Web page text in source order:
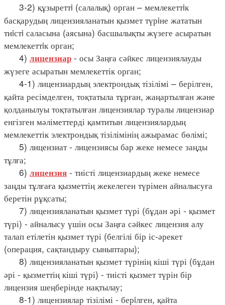
3-2) құзыреттi (салалық) орган – мемлекеттiк
басқарудың лицензияланатын қызмет түрiне жататын
тиiстi саласына (аясына) басшылықты жүзеге асыратын
мемлекеттiк орган;
4) лицензиар - осы Заңға сәйкес лицензиялауды
жүзеге асыратын мемлекеттік орган;
4-1) лицензиардың электрондық тізілімі – берілген,
қайта ресімделген, тоқтатыла тұрған, жаңартылған және
қолданылуы тоқтатылған лицензиялар туралы лицензиар
енгізген мәліметтерді қамтитын лицензиялардың
мемлекеттік электрондық тізілімінің ажырамас бөлімі;
5) лицензиат - лицензиясы бар жеке немесе заңды
тұлға;
6) лицензия - тиісті лицензиардың жеке немесе
заңды тұлғаға қызметтің жекелеген түрімен айналысуға
беретін рұқсаты;
7) лицензияланатын қызмет түрі (бұдан әрі - қызмет
түрі) - айналысу үшін осы Заңға сәйкес лицензия алу
талап етілетін қызмет түрі (белгілі бір іс-әрекет
(операция, сақтандыру сыныптары);
8) лицензияланатын қызмет түрінің кіші түрі (бұдан
әрі - қызметтің кіші түрі) - тиісті қызмет түрін бір
лицензия шеңберінде нақтылау;
8-1) лицензиялар тізілімі - берiлген, қайта